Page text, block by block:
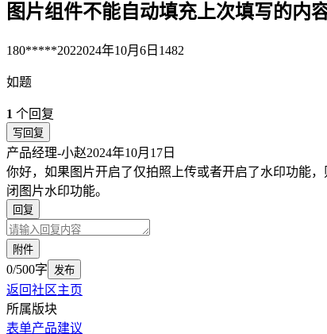
图片组件不能自动填充上次填写的内
180*****2022024年10月6日 1482
如题
1 个回复
写回复
产品经理-小赵2024年10月17日
你好，如果图片开启了仅拍照上传或者开启了水印功能
闭图片水印功能。
回复
附件
0/500字 发布
返回社区主页
所属版块
表单产品建议